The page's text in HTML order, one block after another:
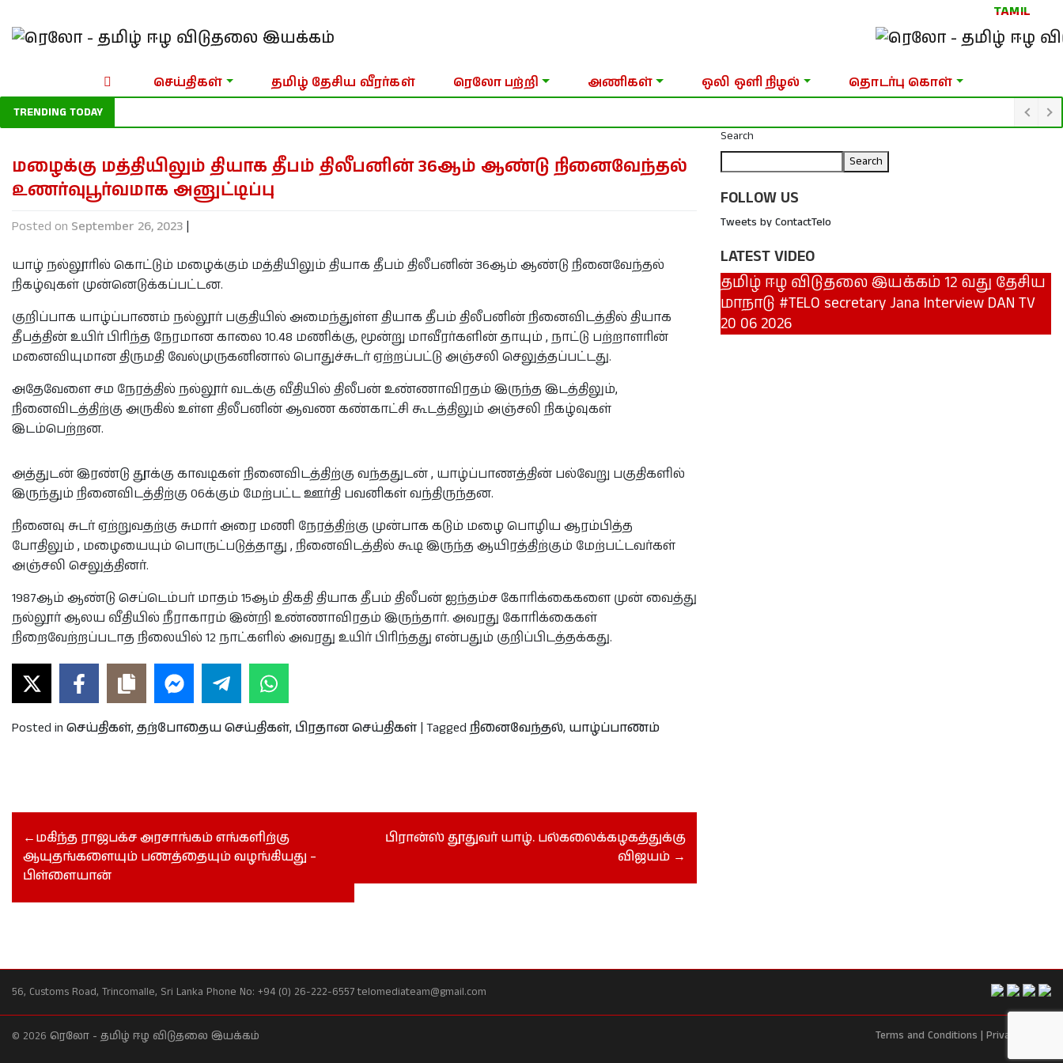
TAMIL
செய்திகள் தமிழ் தேசிய வீரர்கள் ரெலோ பற்றி அணிகள் ஒலி ஒளி நிழல் தொடர்பு கொள்
TRENDING TODAY
மழைக்கு மத்தியிலும் தியாக தீபம் திலீபனின் 36ஆம் ஆண்டு நினைவேந்தல்
உணர்வுபூர்வமாக அனுட்டிப்பு
Posted on September 26, 2023 |
யாழ் நல்லூரில் கொட்டும் மழைக்கும் மத்தியிலும் தியாக தீபம் திலீபனின் 36ஆம் ஆண்டு நினைவேந்தல்
நிகழ்வுகள் முன்னெடுக்கப்பட்டன.
குறிப்பாக யாழ்ப்பாணம் நல்லூர் பகுதியில் அமைந்துள்ள தியாக தீபம் திலீபனின் நினைவிடத்தில் தியாக
தீபத்தின் உயிர் பிரிந்த நேரமான காலை 10.48 மணிக்கு, மூன்று மாவீரர்களின் தாயும் , நாட்டு பற்றாளரின்
மனைவியுமான திருமதி வேல்முருகனினால் பொதுச்சுடர் ஏற்றப்பட்டு அஞ்சலி செலுத்தப்பட்டது.
அதேவேளை சம நேரத்தில் நல்லூர் வடக்கு வீதியில் திலீபன் உண்ணாவிரதம் இருந்த இடத்திலும்,
நினைவிடத்திற்கு அருகில் உள்ள திலீபனின் ஆவண கண்காட்சி கூடத்திலும் அஞ்சலி நிகழ்வுகள்
இடம்பெற்றன.
அத்துடன் இரண்டு தூக்கு காவடிகள் நினைவிடத்திற்கு வந்ததுடன் , யாழ்ப்பாணத்தின் பல்வேறு பகுதிகளில்
இருந்தும் நினைவிடத்திற்கு 06க்கும் மேற்பட்ட ஊர்தி பவனிகள் வந்திருந்தன.
நினைவு சுடர் ஏற்றுவதற்கு சுமார் அரை மணி நேரத்திற்கு முன்பாக கடும் மழை பொழிய ஆரம்பித்த
போதிலும் , மழையையும் பொருட்படுத்தாது , நினைவிடத்தில் கூடி இருந்த ஆயிரத்திற்கும் மேற்பட்டவர்கள்
அஞ்சலி செலுத்தினர்.
1987ஆம் ஆண்டு செப்டெம்பர் மாதம் 15ஆம் திகதி தியாக தீபம் திலீபன் ஐந்தம்ச கோரிக்கைகளை முன் வைத்து
நல்லூர் ஆலய வீதியில் நீராகாரம் இன்றி உண்ணாவிரதம் இருந்தார். அவரது கோரிக்கைகள்
நிறைவேற்றப்படாத நிலையில் 12 நாட்களில் அவரது உயிர் பிரிந்தது என்பதும் குறிப்பிடத்தக்கது.
Posted in செய்திகள், தற்போதைய செய்திகள், பிரதான செய்திகள் | Tagged நினைவேந்தல், யாழ்ப்பாணம்
மகிந்த ராஜபக்ச அரசாங்கம் எங்களிற்கு
ஆயுதங்களையும் பணத்தையும் வழங்கியது –
பிள்ளையான்
பிரான்ஸ் தூதுவர் யாழ். பல்கலைக்கழகத்துக்கு
விஜயம்
Search
Search
FOLLOW US
Tweets by ContactTelo
LATEST VIDEO
தமிழ் ஈழ விடுதலை இயக்கம் 12 வது தேசிய
மாநாடு #TELO secretary Jana Interview DAN TV
20 06 2026
56, Customs Road, Trincomalle, Sri Lanka Phone No: +94 (0) 26-222-6557 telomediateam@gmail.com
© 2026 ரெலோ - தமிழ் ஈழ விடுதலை இயக்கம் Terms and Conditions | Privacy Policy